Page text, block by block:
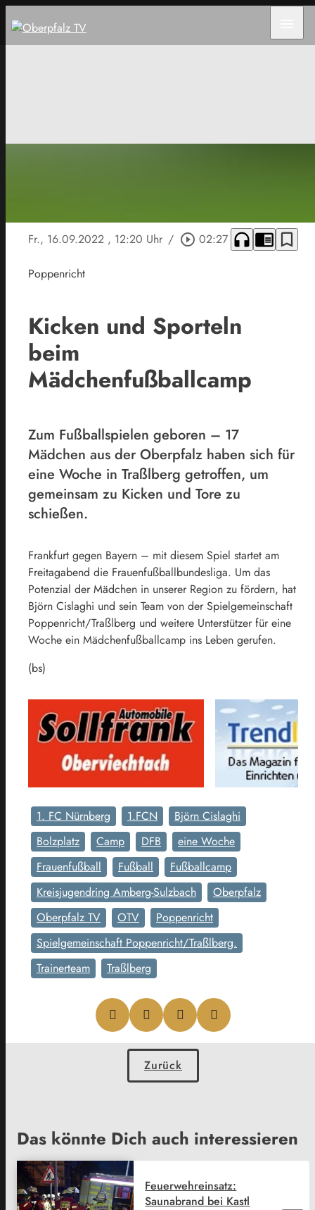
Fr., 16.09.2022 , 12:20 Uhr / play_circle_outline 02:27 headphones chrome_reader_mode bookmark_border
Poppenricht
Kicken und Sporteln
beim
Mädchenfußballcamp
Zum Fußballspielen geboren – 17
Mädchen aus der Oberpfalz haben sich für
eine Woche in Traßlberg getroffen, um
gemeinsam zu Kicken und Tore zu
schießen.
Frankfurt gegen Bayern – mit diesem Spiel startet am
Freitagabend die Frauenfußballbundesliga. Um das
Potenzial der Mädchen in unserer Region zu fördern, hat
Björn Cislaghi und sein Team von der Spielgemeinschaft
Poppenricht/Traßlberg und weitere Unterstützer für eine
Woche ein Mädchenfußballcamp ins Leben gerufen.
(bs)
1. FC Nürnberg 1.FCN
Björn Cislaghi
Bolzplatz
Camp DFB
eine Woche
Frauenfußball
Fußball
Fußballcamp
Kreisjugendring Amberg-Sulzbach
Oberpfalz
Oberpfalz TV
OTV
Poppenricht
Spielgemeinschaft Poppenricht/Traßlberg.
Trainerteam
Traßlberg
Zurück
Das könnte Dich auch interessieren
Feuerwehreinsatz:
Saunabrand bei Kastl